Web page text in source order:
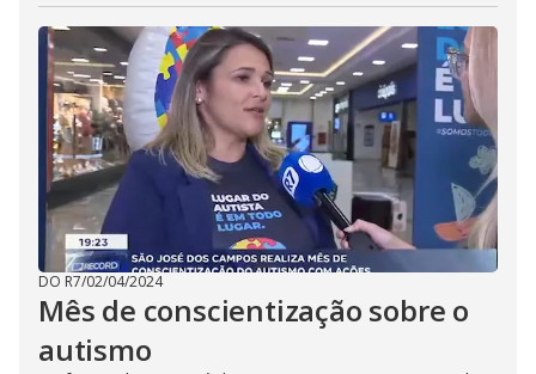
DO R7/02/04/2024
Mês de conscientização sobre o
autismo